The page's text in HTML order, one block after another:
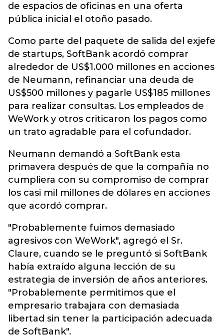
de espacios de oficinas en una oferta
pública inicial el otoño pasado.
Como parte del paquete de salida del exjefe
de startups, SoftBank acordó comprar
alrededor de US$1.000 millones en acciones
de Neumann, refinanciar una deuda de
US$500 millones y pagarle US$185 millones
para realizar consultas. Los empleados de
WeWork y otros criticaron los pagos como
un trato agradable para el cofundador.
Neumann demandó a SoftBank esta
primavera después de que la compañía no
cumpliera con su compromiso de comprar
los casi mil millones de dólares en acciones
que acordó comprar.
"Probablemente fuimos demasiado
agresivos con WeWork", agregó el Sr.
Claure, cuando se le preguntó si SoftBank
había extraído alguna lección de su
estrategia de inversión de años anteriores.
"Probablemente permitimos que el
empresario trabajara con demasiada
libertad sin tener la participación adecuada
de SoftBank".